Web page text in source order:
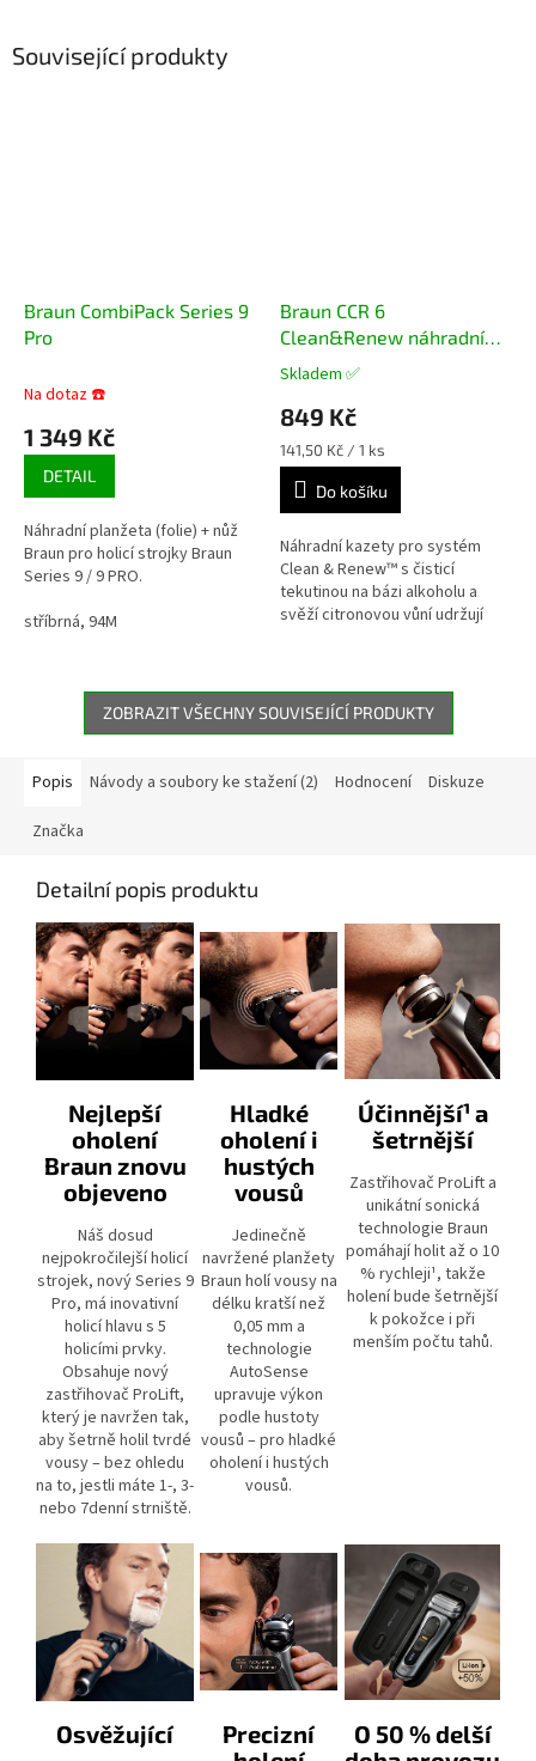
Související produkty
Braun CombiPack Series 9
Pro
Na dotaz ☎️
1 349 Kč
DETAIL
Náhradní planžeta (folie) + nůž
Braun pro holicí strojky Braun
Series 9 / 9 PRO.
stříbrná, 94M
Braun CCR 6
Clean&Renew náhradní
čistící náplně 6 ks
Průměrné
produktu
je
5,0
5
hvězdiček.
Skladem ✅
849 Kč
Měrná
cena:
141,50 Kč / 1 ks
Do košíku
Náhradní kazety pro systém
Clean & Renew™ s čisticí
tekutinou na bázi alkoholu a
svěží citronovou vůní udržují
ZOBRAZIT VŠECHNY SOUVISEJÍCÍ PRODUKTY
Popis Návody a soubory ke stažení (2) Hodnocení Diskuze
Značka
Detailní popis produktu
Nejlepší
oholení
Braun znovu
objeveno
Náš dosud
nejpokročilejší holicí
strojek, nový Series 9
Pro, má inovativní
holicí hlavu s 5
holicími prvky.
Obsahuje nový
zastřihovač ProLift,
který je navržen tak,
aby šetrně holil tvrdé
vousy – bez ohledu
na to, jestli máte 1-, 3-
nebo 7denní strniště.
Hladké
oholení i
hustých
vousů
Jedinečně
navržené planžety
Braun holí vousy na
délku kratší než
0,05 mm a
technologie
AutoSense
upravuje výkon
podle hustoty
vousů – pro hladké
oholení i hustých
vousů.
Účinnější¹ a
šetrnější
Zastřihovač ProLift a
unikátní sonická
technologie Braun
pomáhají holit až o 10
% rychleji¹, takže
holení bude šetrnější
k pokožce i při
menším počtu tahů.
Osvěžující
Precizní
O 50 % delší